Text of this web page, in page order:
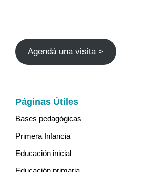
Agendá una visita >
Páginas Útiles
Bases pedagógicas
Primera Infancia
Educación inicial